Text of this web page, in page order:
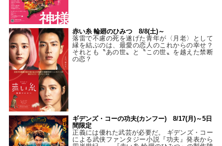
赤い糸 輪廻のひみつ 8/8(土)～
落雷で不慮の死を遂げた青年が〈月老〉として
縁を結ぶのは、最愛の恋人のこれからの幸せ？
それとも〝あの世〟と〝この世〟を越えた禁断
の恋？
ギデンズ・コーの功夫(カンフー) 8/17(月)～5日
間限定
正義には優れた武芸が必要だ。 ギデンズ・コー
による武侠ファンタジー小説『功夫』発表から